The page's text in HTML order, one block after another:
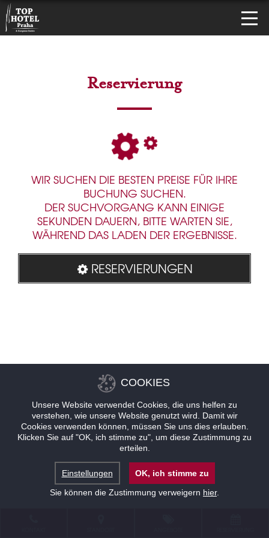
Reservierung
WIR SUCHEN DIE BESTEN PREISE FÜR IHRE
BUCHUNG SUCHEN.
DER SUCHVORGANG KANN EINIGE
SEKUNDEN DAUERN, BITTE WARTEN SIE,
WÄHREND DAS LADEN DER ERGEBNISSE.
RESERVIERUNGEN
COOKIES
Unsere Website verwendet Cookies, die uns helfen zu
verstehen, wie unsere Website genutzt wird. Damit wir
Cookies verwenden können, müssen Sie uns dies erlauben.
Klicken Sie auf "OK, ich stimme zu", um diese Zustimmung zu
erteilen.
Einstellungen
OK, ich stimme zu
Sie können die Zustimmung verweigern hier.